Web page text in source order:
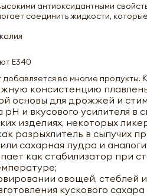
антиоксидантными
соединить жидкости,
Е340
во многие продукты.
консистенцию
основы для дрожжей и
рН и вкусового усилителя
изделиях, некоторых
разрыхлитель в сыпучих
сахарная пудра и
как стабилизатор при
овощей, стеблей
кускового